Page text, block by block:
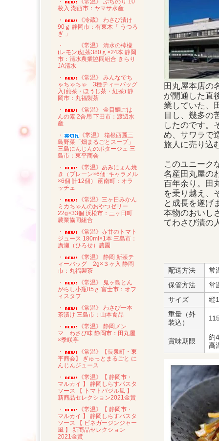
・
《常温》 ぶちのり 10
枚入 湖西市：ヤマサ水産
・
《冷蔵》 わさび漬け
90ｇ 静岡市：有東木「 うつろ
ぎ 」
・
《常温》 清水の檸檬
(レモン)紅茶380ｇ×24本 静岡
市：清水農業協同組合 きらり
JA清水
・
《常温》 みんなでち
ゃちゃちゃ 3種ティーバッグ
入(煎茶・ほうじ茶・紅茶) 静
岡市：丸福製茶
・
《常温》 金目鯛ごは
んの素 2合用 下田市：渡辺水
産
・
《常温》 箱根西麗三
島野菜「畑まるごとスープ」
三島にんじんのポタージュ 三
島市：東平商会
・
《常温》あみにょん焼
き（プレーン×6個･キャラメル
×6個 計12個） 函南町：オラ
ッチェ
・
《常温》三ヶ日みかん
ミカちゃんのおやつゼリー
22g×33個 浜松市：三ヶ日町
農業協同組合
・
《常温》赤甘のトマト
ジュース 180ml×1本 三島市：
廣瀬（ひろせ）農園
・
《常温》 静岡 新茶テ
ィーバッグ 2g×３ヶ入 静岡
市：丸福製茶
・
《常温》 鬼ヶ島とん
がらし小瓶85ｇ 富士市：オフ
ィスタフ
・
《常温》 わさび一本
茶漬け 三島市：山本食品
・
《常温》 静岡メン
マ わさび味 静岡市：田丸屋
×季咲亭
・
《常温》【長泉町・東
平商会】 ぎゅっとまるごと に
んじんジュース
・
《常温》【 静岡市・
マルカイ 】 静岡しらすパスタ
ソース 【 トマトバジル風 】
新商品セレクション2021金賞
・
《常温》【 静岡市・
マルカイ 】 静岡しらすパスタ
ソース 【 ビネガージンジャー
風 】 新商品セレクション
2021金賞
田丸屋本店の
が開通した直
業していた、
目し、幾多の
したのです。
め、サワラで
旅人に売り込
このユニーク
名産田丸屋の
百年余り。田
を乗り越え、
と成長を遂げ
本物のおいし
てわさび漬の
配送方法
保管方法
サイズ
縦
重量（外
装込）
賞味期限
約
高